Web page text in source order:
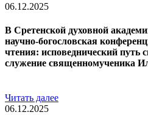
06.12.2025
В Сретенской духовной
научно-богословская
чтения: исповеднический путь
служение священномученика
Читать далее
06.12.2025